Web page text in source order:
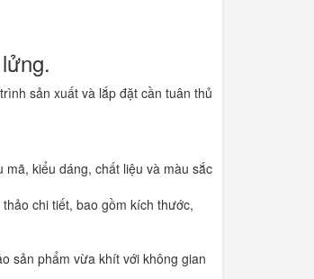
sản xuất và lắp đặt cần tuân thủ
kiểu dáng, chất liệu và màu sắc
chi tiết, bao gồm kích thước,
sản phẩm vừa khít với không gian